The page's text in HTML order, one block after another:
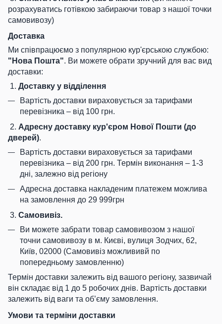
розрахуватись готівкою забираючи товар з нашої точки
самовивозу)
Доставка
Ми співпрацюємо з популярною кур'єрською службою:
"Нова Пошта". Ви можете обрати зручний для вас вид
доставки:
1. Доставку у відділення
Вартість доставки вираховується за тарифами
перевізника – від 100 грн.
2. Адресну доставку кур'єром Нової Пошти (до
дверей).
Вартість доставки вираховується за тарифами
перевізника – від 200 грн. Термін виконання – 1-3
дні, залежно від регіону
Адресна доставка накладеним платежем можлива
на замовлення до 29 999грн
3. Самовивіз.
Ви можете забрати товар самовивозом з нашої
точни самовивозу в м. Києві, вулиця Зодчих, 62,
Київ, 02000 (Самовивіз можлививй по
попередньому замовленню)
Термін доставки залежить від вашого регіону, зазвичай
він складає від 1 до 5 робочих днів. Вартість доставки
залежить від ваги та об’єму замовлення.
Умови та терміни доставки